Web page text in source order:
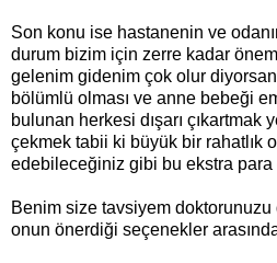
Son konu ise hastanenin ve
durum bizim için zerre kadar
gelenim gidenim çok olur
bölümlü olması ve anne bebeği
bulunan herkesi dışarı çıkartmak
çekmek tabii ki büyük bir rahatlık
edebileceğiniz gibi bu ekstra para
Benim size tavsiyem
onun önerdiği seçenekler